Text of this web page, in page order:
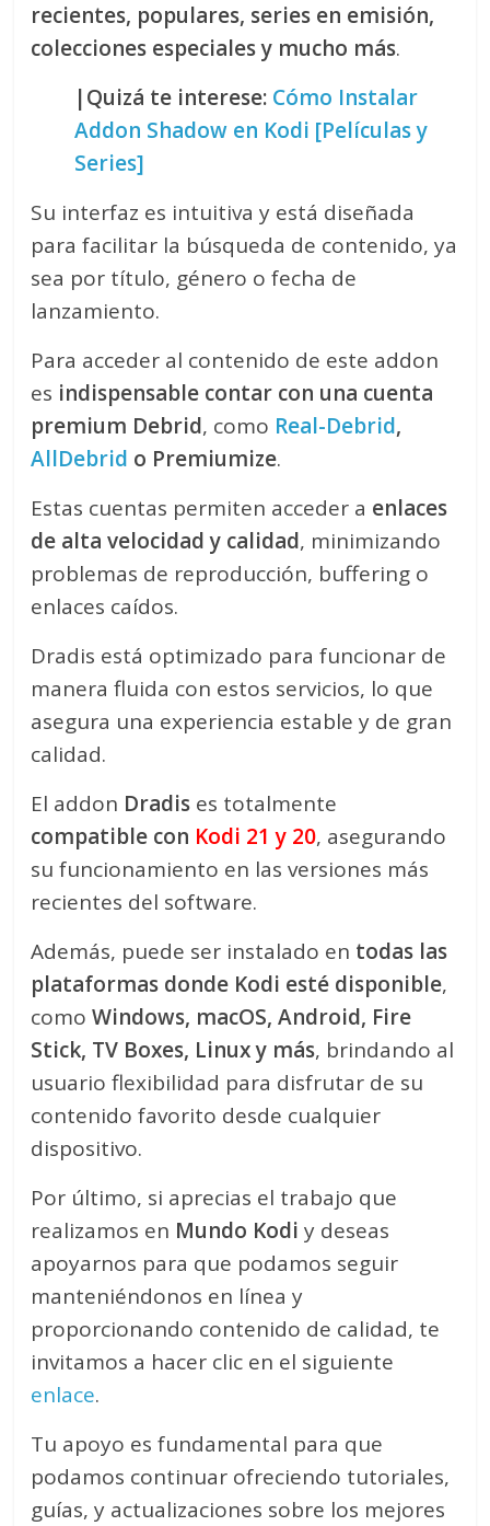
recientes, populares, series en emisión,
colecciones especiales y mucho más.
|Quizá te interese: Cómo Instalar
Addon Shadow en Kodi [Películas y
Series]
Su interfaz es intuitiva y está diseñada
para facilitar la búsqueda de contenido, ya
sea por título, género o fecha de
lanzamiento.
Para acceder al contenido de este addon
es indispensable contar con una cuenta
premium Debrid, como Real-Debrid,
AllDebrid o Premiumize.
Estas cuentas permiten acceder a enlaces
de alta velocidad y calidad, minimizando
problemas de reproducción, buffering o
enlaces caídos.
Dradis está optimizado para funcionar de
manera fluida con estos servicios, lo que
asegura una experiencia estable y de gran
calidad.
El addon Dradis es totalmente
compatible con Kodi 21 y 20, asegurando
su funcionamiento en las versiones más
recientes del software.
Además, puede ser instalado en todas las
plataformas donde Kodi esté disponible,
comoWindows, macOS, Android, Fire
Stick, TV Boxes, Linux y más, brindando al
usuario flexibilidad para disfrutar de su
contenido favorito desde cualquier
dispositivo.
Por último, si aprecias el trabajo que
realizamos en Mundo Kodi y deseas
apoyarnos para que podamos seguir
manteniéndonos en línea y
proporcionando contenido de calidad, te
invitamos a hacer clic en el siguiente
enlace.
Tu apoyo es fundamental para que
podamos continuar ofreciendo tutoriales,
guías, y actualizaciones sobre los mejores